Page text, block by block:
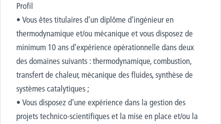
Profil
• Vous êtes titulaires d’un diplôme d’ingénieur en
thermodynamique et/ou mécanique et vous disposez de
minimum 10 ans d’expérience opérationnelle dans deux
des domaines suivants : thermodynamique, combustion,
transfert de chaleur, mécanique des fluides, synthèse de
systèmes catalytiques ;
• Vous disposez d’une expérience dans la gestion des
projets technico-scientifiques et la mise en place et/ou la